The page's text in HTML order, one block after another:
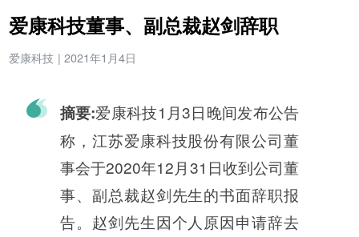
爱康科技董事、副总裁赵剑辞职
爱康科技 | 2021年1月4日
摘要:爱康科技1月3日晚间发布公告
称，江苏爱康科技股份有限公司董
事会于2020年12月31日收到公司董
事、副总裁赵剑先生的书面辞职报
告。赵剑先生因个人原因申请辞去